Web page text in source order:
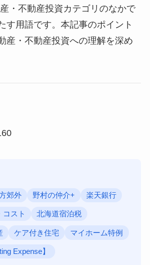
・不動産投資カテゴリのなかで
す用語です。本記事のポイント
産・不動産投資への理解を深め
郊外 野村の仲介+ 楽天銀行
コスト 北海道宿泊税
ケア付き住宅 マイホーム特例
Expense】